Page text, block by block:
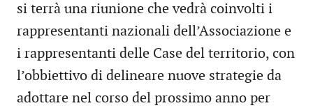
si terrà una riunione che vedrà coinvolti i
rappresentanti nazionali dell’Associazione e
i rappresentanti delle Case del territorio, con
l’obbiettivo di delineare nuove strategie da
adottare nel corso del prossimo anno per